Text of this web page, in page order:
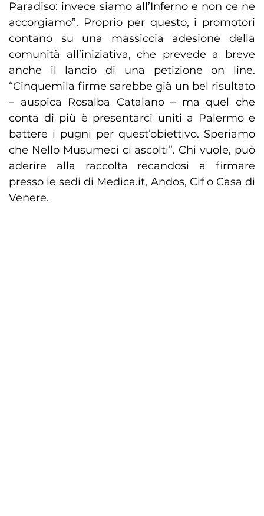
Paradiso: invece siamo all’Inferno e non ce ne
accorgiamo”. Proprio per questo, i promotori
contano su una massiccia adesione della
comunità all’iniziativa, che prevede a breve
anche il lancio di una petizione on line.
“Cinquemila firme sarebbe già un bel risultato
– auspica Rosalba Catalano – ma quel che
conta di più è presentarci uniti a Palermo e
battere i pugni per quest’obiettivo. Speriamo
che Nello Musumeci ci ascolti”. Chi vuole, può
aderire alla raccolta recandosi a firmare
presso le sedi di Medica.it, Andos, Cif o Casa di
Venere.